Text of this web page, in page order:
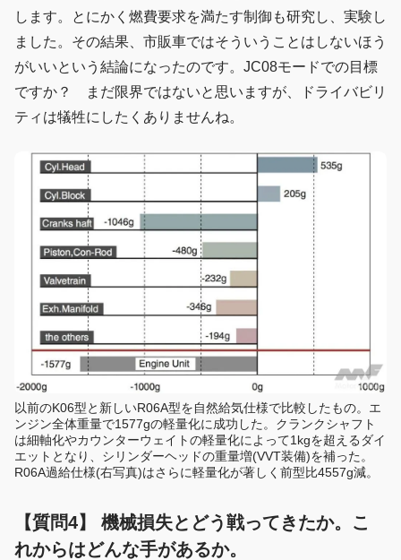
します。とにかく燃費要求を満たす制御も研究し、実験し
ました。その結果、市販車ではそういうことはしないほう
がいいという結論になったのです。JC08モードでの目標
ですか？ まだ限界ではないと思いますが、ドライバビリ
ティは犠牲にしたくありませんね。
以前のK06型と新しいR06A型を自然給気仕様で比較したもの。エ
ンジン全体重量で1577gの軽量化に成功した。クランクシャフト
は細軸化やカウンターウェイトの軽量化によって1kgを超えるダイ
エットとなり、シリンダーヘッドの重量増(VVT装備)を補った。
R06A過給仕様(右写真)はさらに軽量化が著しく前型比4557g減。
【質問4】 機械損失とどう戦ってきたか。こ
れからはどんな手があるか。